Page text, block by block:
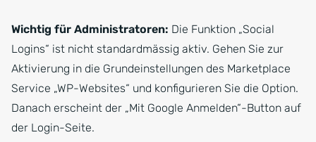
Wichtig für Administratoren: Die Funktion „Social
Logins“ ist nicht standardmässig aktiv. Gehen Sie zur
Aktivierung in die Grundeinstellungen des Marketplace
Service „WP-Websites“ und konfigurieren Sie die Option.
Danach erscheint der „Mit Google Anmelden“-Button auf
der Login-Seite.